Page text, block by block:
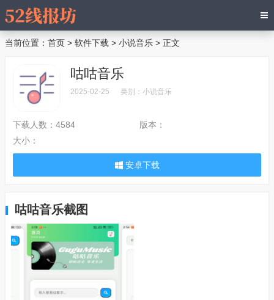
当前位置： 首页 > 软件下载 > 小说音乐 > 正文
咕咕音乐
2025-02-25 类别：小说音乐
下载人数： 4584
版本：
大小：
安卓下载
咕咕音乐截图